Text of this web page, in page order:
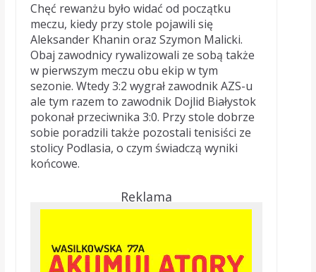
Chęć rewanżu było widać od początku
meczu, kiedy przy stole pojawili się
Aleksander Khanin oraz Szymon Malicki.
Obaj zawodnicy rywalizowali ze sobą także
w pierwszym meczu obu ekip w tym
sezonie. Wtedy 3:2 wygrał zawodnik AZS-u
ale tym razem to zawodnik Dojlid Białystok
pokonał przeciwnika 3:0. Przy stole dobrze
sobie poradzili także pozostali tenisiści ze
stolicy Podlasia, o czym świadczą wyniki
końcowe.
Reklama